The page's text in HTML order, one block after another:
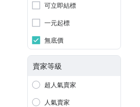
可立即結標
一元起標
無底價
賣家等級
超人氣賣家
人氣賣家